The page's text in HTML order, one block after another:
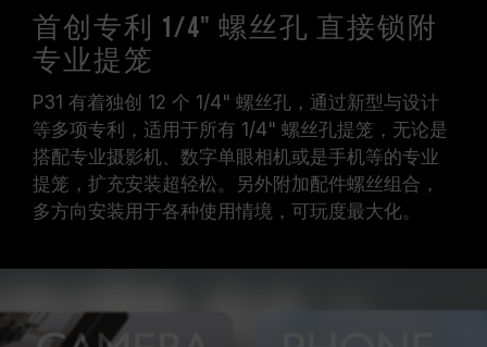
首创专利 1/4" 螺丝孔 直接锁附
专业提笼
P31 有着独创 12 个 1/4" 螺丝孔，通过新型与设计
等多项专利，适用于所有 1/4" 螺丝孔提笼，无论是
搭配专业摄影机、数字单眼相机或是手机等的专业
提笼，扩充安装超轻松。另外附加配件螺丝组合，
多方向安装用于各种使用情境，可玩度最大化。